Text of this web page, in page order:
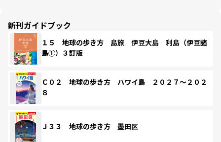
新刊ガイドブック
１５ 地球の歩き方 島旅 伊豆大島 利島（伊豆諸
島①）３訂版
Ｃ０２ 地球の歩き方 ハワイ島 ２０２７～２０２
８
Ｊ３３ 地球の歩き方 墨田区